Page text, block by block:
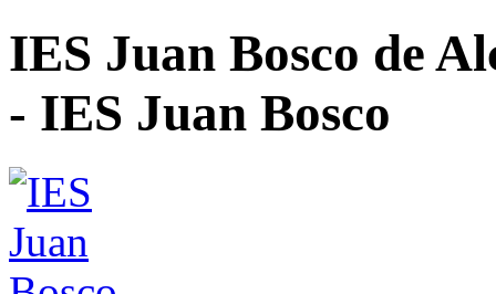
IES Juan Bosco de
- IES Juan Bosco